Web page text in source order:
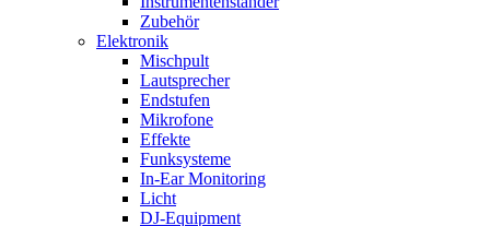
Zubehör
Elektronik
Mischpult
Lautsprecher
Endstufen
Mikrofone
Effekte
Funksysteme
In-Ear Monitoring
Licht
DJ-Equipment